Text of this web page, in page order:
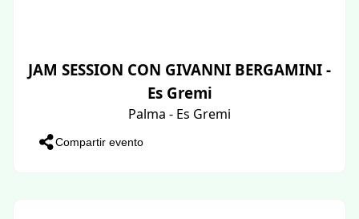
JAM SESSION CON GIVANNI BERGAMINI -
Es Gremi
Palma - Es Gremi
Compartir evento